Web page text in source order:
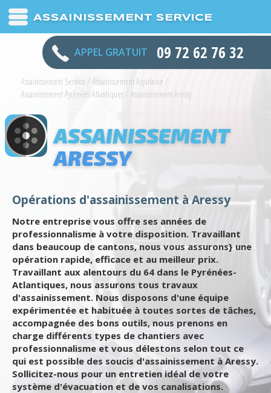
ASSAINISSEMENT SERVICE
APPEL GRATUIT 09 72 62 76 32
Assainissement Service / Assainissement Aquitaine /
Assainissement Pyrénées-Atlantiques / Assainissement Aressy
ASSAINISSEMENT
ARESSY
Opérations d'assainissement à Aressy
Notre entreprise vous offre ses années de
professionnalisme à votre disposition. Travaillant
dans beaucoup de cantons, nous vous assurons} une
opération rapide, efficace et au meilleur prix.
Travaillant aux alentours du 64 dans le Pyrénées-
Atlantiques, nous assurons tous travaux
d'assainissement. Nous disposons d'une équipe
expérimentée et habituée à toutes sortes de tâches,
accompagnée des bons outils, nous prenons en
charge différents types de chantiers avec
professionnalisme et vous délestons selon tout ce
qui est possible des soucis d'assainissement à Aressy.
Sollicitez-nous pour un entretien idéal de votre
système d'évacuation et de vos canalisations.